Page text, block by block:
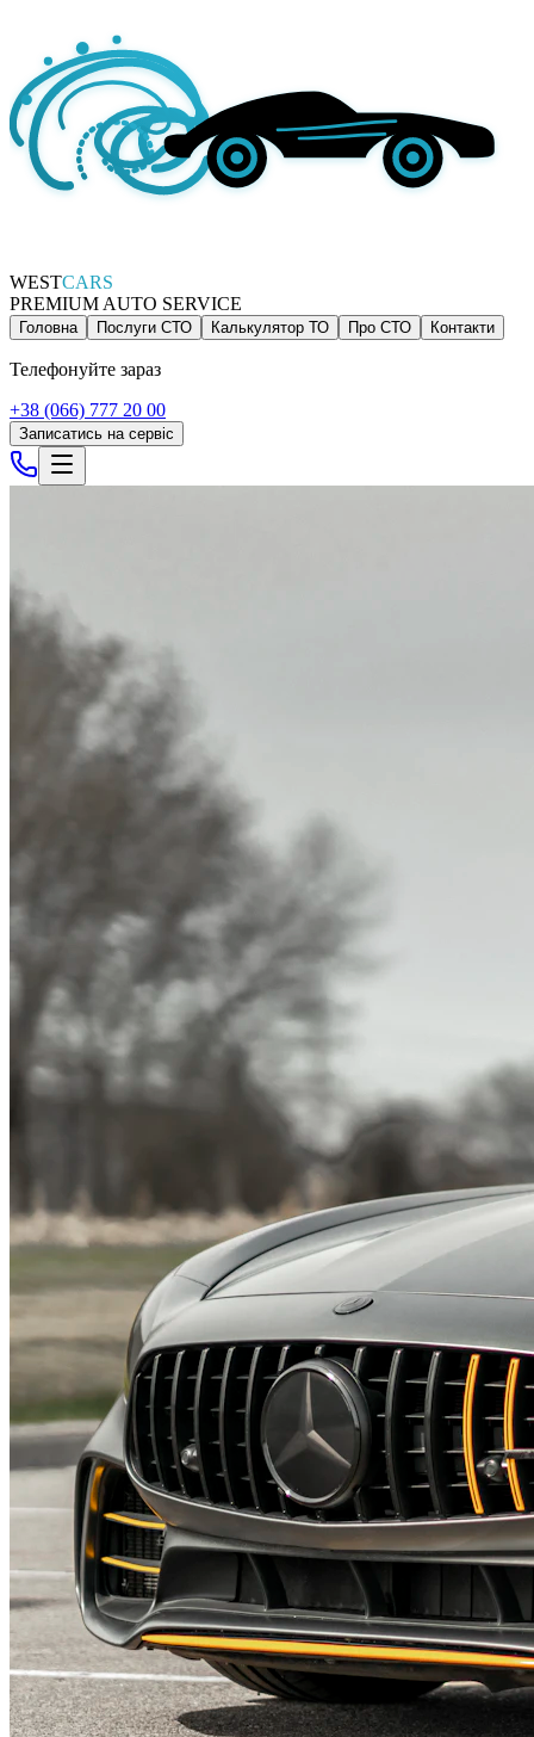
WESTCARS
PREMIUM AUTO SERVICE
Головна Послуги СТО Калькулятор ТО Про СТО Контакти
Телефонуйте зараз
+38 (066) 777 20 00
Записатись на сервіс